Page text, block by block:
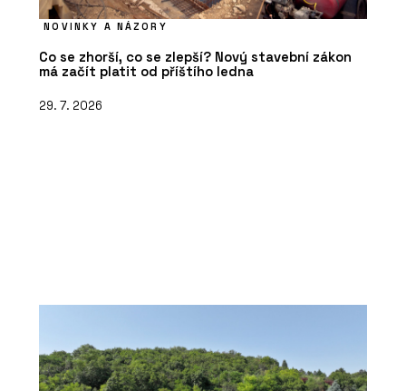
NOVINKY A NÁZORY
Co se zhorší, co se zlepší? Nový stavební zákon
má začít platit od příštího ledna
29. 7. 2026